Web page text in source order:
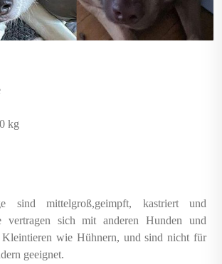
kg
sind mittelgroß,geimpft, kastriert und
vertragen sich mit anderen Hunden und
wie Hühnern, und sind nicht für
geeignet.